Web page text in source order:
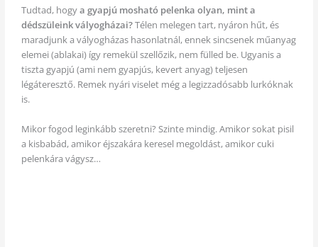
Tudtad, hogya gyapjú mosható pelenka olyan, mint a
dédszüleink vályogházai?Télen melegen tart, nyáron hűt, és
maradjunk a vályogházas hasonlatnál, ennek sincsenek műanyag
elemei (ablakai) így remekül szellőzik, nem fülled be. Ugyanis a
tiszta gyapjú (ami nem gyapjús, kevert anyag) teljesen
légáteresztő. Remek nyári viselet még a legizzadósabb lurkóknak
is.
Mikor fogod leginkább szeretni? Szinte mindig. Amikor sokat pisil
a kisbabád, amikor éjszakára keresel megoldást, amikor cuki
pelenkára vágysz…